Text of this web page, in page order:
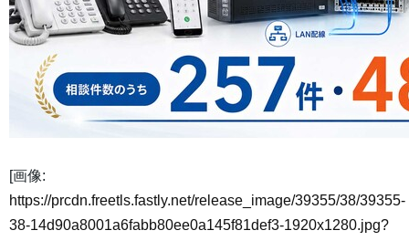
[画像:
https://prcdn.freetls.fastly.net/release_image/39355/38/39355-
38-14d90a8001a6fabb80ee0a145f81def3-1920x1280.jpg?